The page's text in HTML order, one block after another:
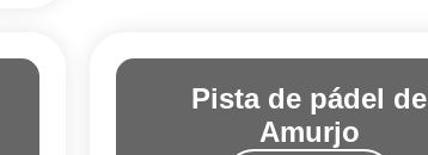
Pista de pádel de
Amurjo